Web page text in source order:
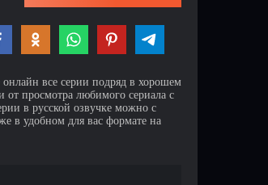
все серии подряд в хорошем
от просмотра любимого сериала с
в русской озвучке можно с
в удобном для вас формате на